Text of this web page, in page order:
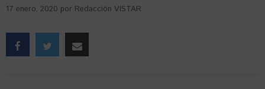
17 enero, 2020 por Redacción VISTAR